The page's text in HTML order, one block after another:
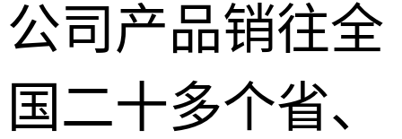
公司产品销往全
国二十多个省、